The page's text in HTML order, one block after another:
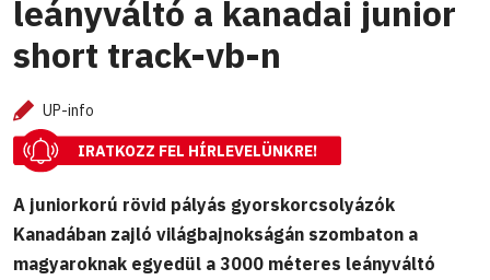
leányváltó a kanadai junior
short track-vb-n
UP-info
IRATKOZZ FEL HÍRLEVELÜNKRE!
A juniorkorú rövid pályás gyorskorcsolyázók
Kanadában zajló világbajnokságán szombaton a
magyaroknak egyedül a 3000 méteres leányváltó